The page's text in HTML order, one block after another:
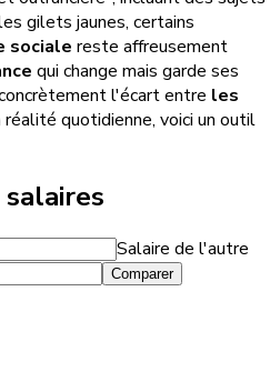
gilets jaunes, certains
sociale reste affreusement
qui change mais garde ses
l'écart entre les
quotidienne, voici un outil
salaires
Salaire de l'autre
Comparer